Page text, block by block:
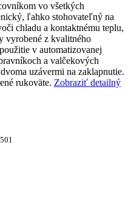
vo všetkých
ľahko stohovateľný na
chladu a kontaktnému teplu,
vyrobené z kvalitného
v automatizovanej
a valčekových
uzávermi na zaklapnutie.
rukoväte. Zobraziť detailný